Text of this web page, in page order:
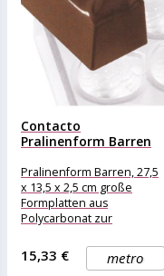
Contacto
Pralinenform Barren
Pralinenform Barren, 27,5
x 13,5 x 2,5 cm große
Formplatten aus
Polycarbonat zur
metro
15,33 €